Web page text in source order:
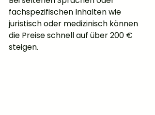
fachspezifischen Inhalten wie
juristisch oder medizinisch können
die Preise schnell auf über 200 €
steigen.